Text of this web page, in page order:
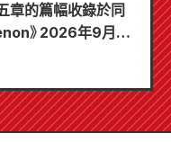
章的篇幅收錄於同
》2026年9月刊